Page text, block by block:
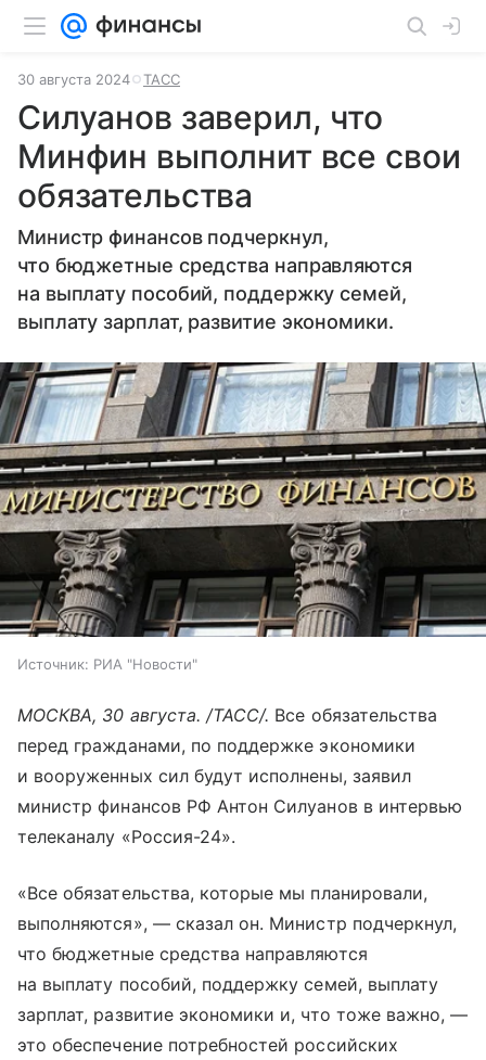
30 августа 2024 ТАСС
Силуанов заверил, что
Минфин выполнит все свои
обязательства
Министр финансов подчеркнул,
что бюджетные средства направляются
на выплату пособий, поддержку семей,
выплату зарплат, развитие экономики.
Источник: РИА "Новости"
МОСКВА, 30 августа. /ТАСС/. Все обязательства
перед гражданами, по поддержке экономики
и вооруженных сил будут исполнены, заявил
министр финансов РФ Антон Силуанов в интервью
телеканалу «Россия-24».
«Все обязательства, которые мы планировали,
выполняются», — сказал он. Министр подчеркнул,
что бюджетные средства направляются
на выплату пособий, поддержку семей, выплату
зарплат, развитие экономики и, что тоже важно, —
это обеспечение потребностей российских